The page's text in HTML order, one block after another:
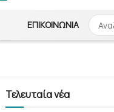
ΕΠΙΚΟΙΝΩΝΊΑ
Τελευταία νέα